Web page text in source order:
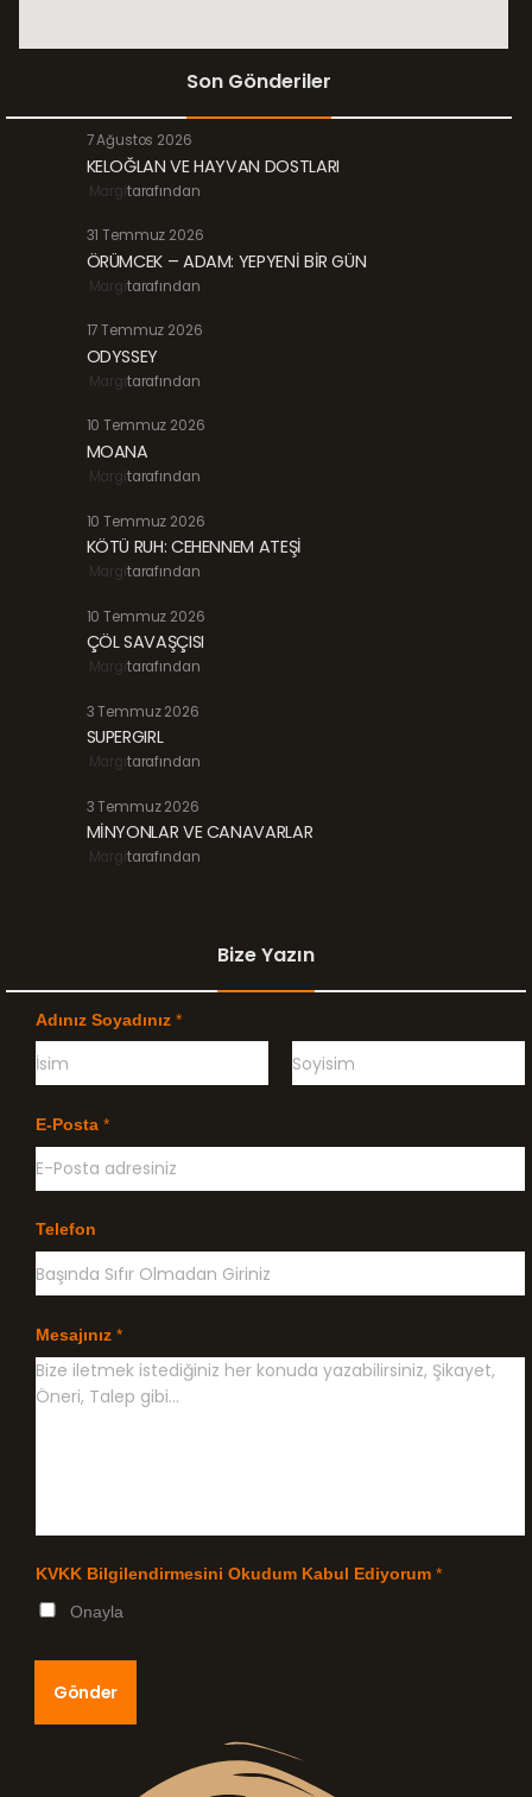
Son Gönderiler
7 Ağustos 2026
KELOĞLAN VE HAYVAN DOSTLARI
Margitarafından
31 Temmuz 2026
ÖRÜMCEK – ADAM: YEPYENİ BİR GÜN
Margitarafından
17 Temmuz 2026
ODYSSEY
Margitarafından
10 Temmuz 2026
MOANA
Margitarafından
10 Temmuz 2026
KÖTÜ RUH: CEHENNEM ATEŞİ
Margitarafından
10 Temmuz 2026
ÇÖL SAVAŞÇISI
Margitarafından
3 Temmuz 2026
SUPERGIRL
Margitarafından
3 Temmuz 2026
MİNYONLAR VE CANAVARLAR
Margitarafından
Bize Yazın
Adınız Soyadınız *
c
e
i
l
e
E-Posta *
Telefon
Mesajınız *
KVKK Bilgilendirmesini Okudum Kabul Ediyorum *
Onayla
Gönder